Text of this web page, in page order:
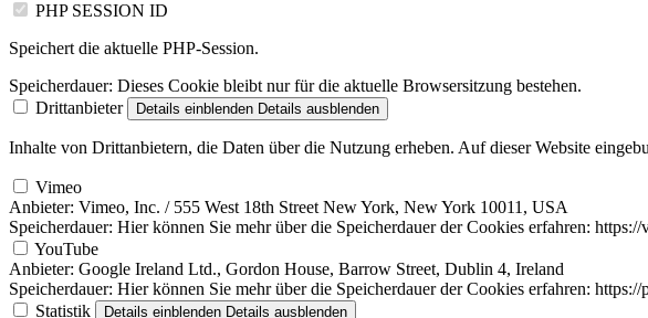
PHP SESSION ID
Speichert die aktuelle PHP-Session.
Speicherdauer: Dieses Cookie bleibt nur für die aktuelle Browsersitzung bestehen.
Drittanbieter
Details einblenden Details ausblenden
Inhalte von Drittanbietern, die Daten über die Nutzung erheben. Auf dieser Website
Vimeo
Anbieter: Vimeo, Inc. / 555 West 18th Street New York, New York 10011, USA
Speicherdauer: Hier können Sie mehr über die Speicherdauer der Cookies erfahren:
YouTube
Anbieter: Google Ireland Ltd., Gordon House, Barrow Street, Dublin 4, Ireland
Speicherdauer: Hier können Sie mehr über die Speicherdauer der Cookies erfahren:
Statistik
Details einblenden Details ausblenden